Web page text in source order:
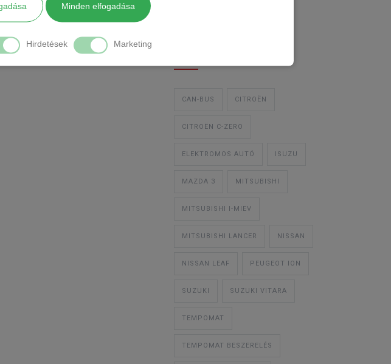
Minden elfogadása
Hirdetések Marketing
CAN-BUS CITROËN
CITROËN C-ZERO
ELEKTROMOS AUTÓ ISUZU
MAZDA 3 MITSUBISHI
MITSUBISHI I-MIEV
MITSUBISHI LANCER NISSAN
NISSAN LEAF PEUGEOT ION
SUZUKI SUZUKI VITARA
TEMPOMAT
TEMPOMAT BESZERELÉS